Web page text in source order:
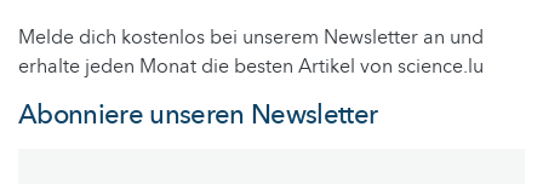
Melde dich kostenlos bei unserem Newsletter an und
erhalte jeden Monat die besten Artikel von science.lu
Abonniere unseren Newsletter